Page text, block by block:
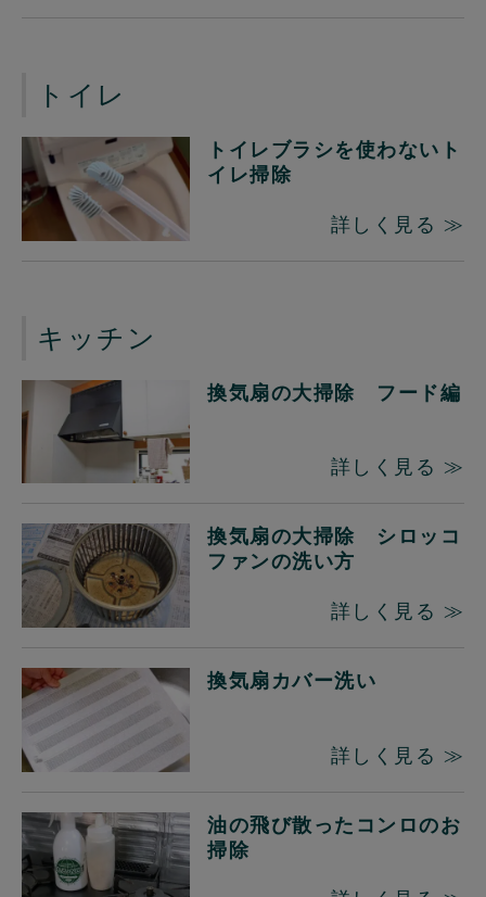
トイレ
トイレブラシを使わないト
イレ掃除
詳しく見る ≫
キッチン
換気扇の大掃除 フード編
詳しく見る ≫
換気扇の大掃除 シロッコ
ファンの洗い方
詳しく見る ≫
換気扇カバー洗い
詳しく見る ≫
油の飛び散ったコンロのお
掃除